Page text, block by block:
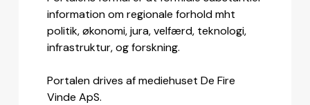
information om regionale forhold mht
politik, økonomi, jura, velfærd, teknologi,
infrastruktur, og forskning.
Portalen drives af mediehuset De Fire
Vinde ApS.